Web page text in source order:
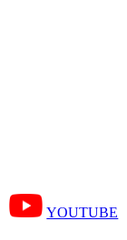
YOUTUBE